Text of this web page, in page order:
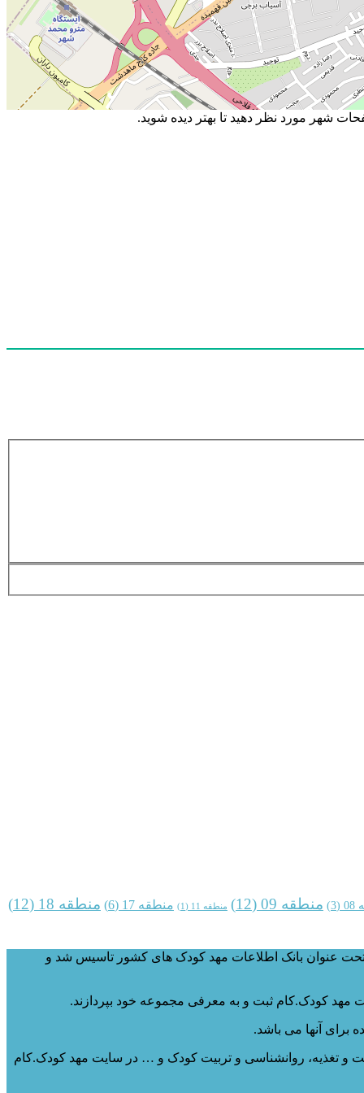
شهر مورد نظر دهید تا بهتر دیده شوید.
(3) منطقه 09 (12) منطقه 11 (1) منطقه 17 (6) منطقه 18 (12)
مهد کودک.کام با هدف ایجاد یک پایگاه کامل و جامع از مهد کودک ها، خانه‌های بازی، مراکز آموزشی تفریحی کودک، درسال ۱۳۹۵ تحت عنوان بانک اطلاعات مهد کودک های کشور تاسیس شد و
کودک.کام ثبت و به معرفی مجموعه خود بپردازند.
آنها می باشد.
و تغذیه، روانشناسی و تربیت کودک و … در سایت مهد کودک.کام